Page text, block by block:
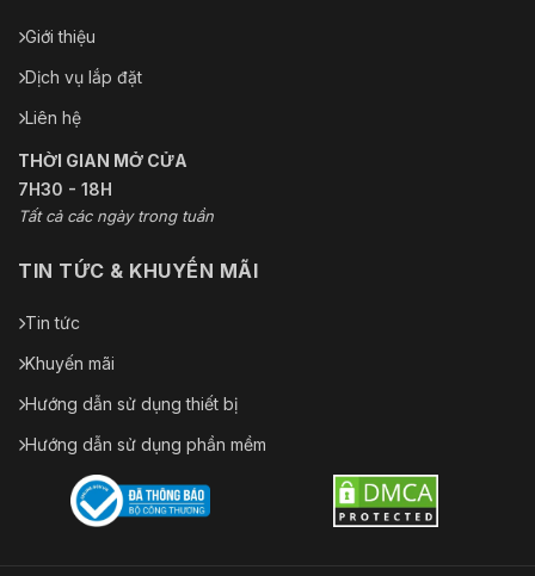
Giới thiệu
Dịch vụ lắp đặt
Liên hệ
THỜI GIAN MỞ CỬA
7H30 - 18H
Tất cả các ngày trong tuần
TIN TỨC & KHUYẾN MÃI
Tin tức
Khuyến mãi
Hướng dẫn sử dụng thiết bị
Hướng dẫn sử dụng phần mềm